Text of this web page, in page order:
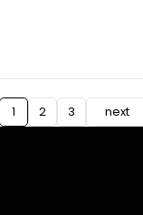
1 2 3 next